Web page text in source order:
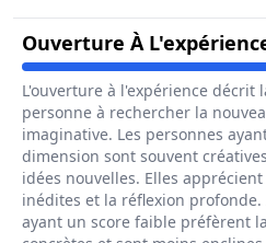
Ouverture À
L'ouverture à l'expérience décrit
personne à rechercher la
imaginative. Les personnes
dimension sont souvent
idées nouvelles. Elles
inédites et la réflexion
ayant un score faible préfèrent